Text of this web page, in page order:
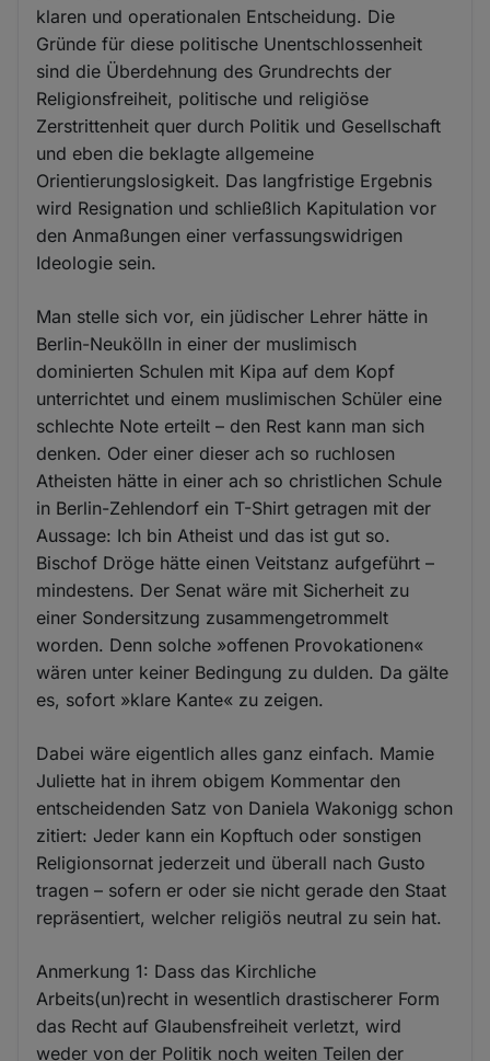
klaren und operationalen Entscheidung. Die
Gründe für diese politische Unentschlossenheit
sind die Überdehnung des Grundrechts der
Religionsfreiheit, politische und religiöse
Zerstrittenheit quer durch Politik und Gesellschaft
und eben die beklagte allgemeine
Orientierungslosigkeit. Das langfristige Ergebnis
wird Resignation und schließlich Kapitulation vor
den Anmaßungen einer verfassungswidrigen
Ideologie sein.
Man stelle sich vor, ein jüdischer Lehrer hätte in
Berlin-Neukölln in einer der muslimisch
dominierten Schulen mit Kipa auf dem Kopf
unterrichtet und einem muslimischen Schüler eine
schlechte Note erteilt – den Rest kann man sich
denken. Oder einer dieser ach so ruchlosen
Atheisten hätte in einer ach so christlichen Schule
in Berlin-Zehlendorf ein T-Shirt getragen mit der
Aussage: Ich bin Atheist und das ist gut so.
Bischof Dröge hätte einen Veitstanz aufgeführt –
mindestens. Der Senat wäre mit Sicherheit zu
einer Sondersitzung zusammengetrommelt
worden. Denn solche »offenen Provokationen«
wären unter keiner Bedingung zu dulden. Da gälte
es, sofort »klare Kante« zu zeigen.
Dabei wäre eigentlich alles ganz einfach. Mamie
Juliette hat in ihrem obigem Kommentar den
entscheidenden Satz von Daniela Wakonigg schon
zitiert: Jeder kann ein Kopftuch oder sonstigen
Religionsornat jederzeit und überall nach Gusto
tragen – sofern er oder sie nicht gerade den Staat
repräsentiert, welcher religiös neutral zu sein hat.
Anmerkung 1: Dass das Kirchliche
Arbeits(un)recht in wesentlich drastischerer Form
das Recht auf Glaubensfreiheit verletzt, wird
weder von der Politik noch weiten Teilen der